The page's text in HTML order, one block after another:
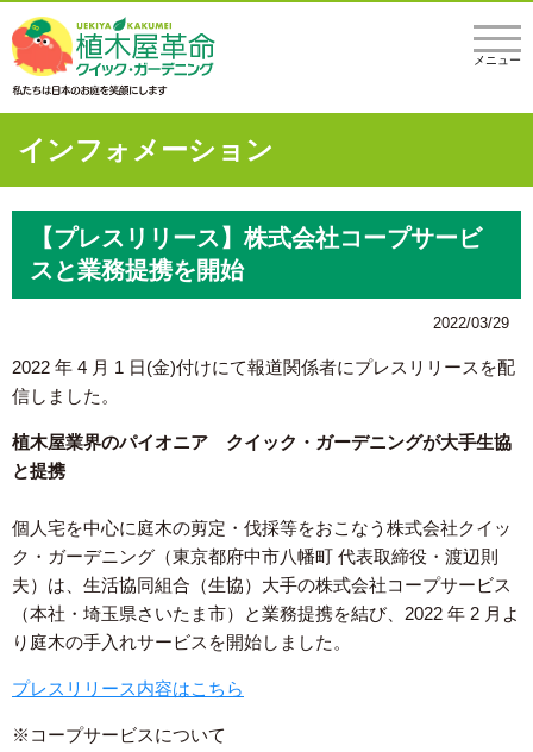
メニュー
インフォメーション
【プレスリリース】株式会社コープサービ
スと業務提携を開始
2022/03/29
2022 年 4 月 1 日(金)付けにて報道関係者にプレスリリースを配
信しました。
植木屋業界のパイオニア クイック・ガーデニングが大手生協
と提携
個人宅を中心に庭木の剪定・伐採等をおこなう株式会社クイッ
ク・ガーデニング（東京都府中市八幡町 代表取締役・渡辺則
夫）は、生活協同組合（生協）大手の株式会社コープサービス
（本社・埼玉県さいたま市）と業務提携を結び、2022 年 2 月よ
り庭木の手入れサービスを開始しました。
プレスリリース内容はこちら
※コープサービスについて